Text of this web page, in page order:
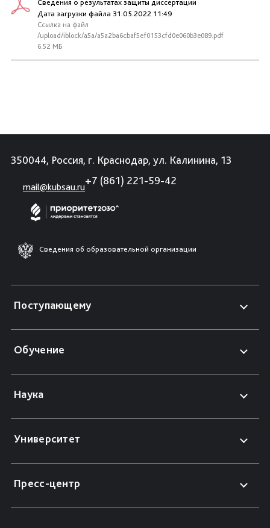
Сведения о результатах защиты диссертации
Дата загрузки файла 31.05.2022 11:49
Ссылка на файл
/upload/iblock/a5a/a5a2ba6cbaf5ef0153cfd0e060b3e089.pdf
6.52 МБ
350044, Россия, г. Краснодар, ул. Калинина, 13
mail@kubsau.ru
+7 (861) 221-59-42
Сведения об образовательной организации
Поступающему
Обучение
Наука
Университет
Пресс-центр